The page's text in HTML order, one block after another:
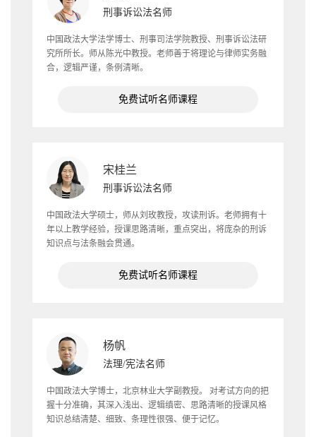
刑事诉讼法名师
中国政法大学法学博士、刑事司法学院教授、刑事诉讼法研
究所所长。师从陈光中教授。老师善于将理论与律师实务融
合，逻辑严谨，条例清晰。
免费试听名师课程
宋桂兰
刑事诉讼法名师
中国政法大学硕士，师从刘玫教授，攻读刑诉。老师拥有十
年以上教学经验，授课思路清晰，重点突出，将庞杂的刑诉
知识点与法条融会贯通。
免费试听名师课程
杨帆
法理/宪法名师
中国政法大学博士，北京林业大学副教授。 对考试方向的把
握十分准确，其深入浅出、逻辑缜密、思路清晰的授课风格
知识总结清楚、细致、条理性很强、便于记忆。